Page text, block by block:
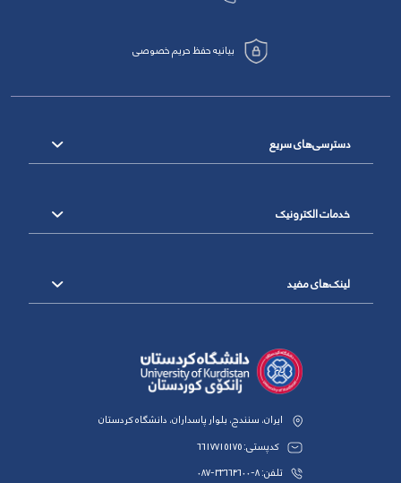
بیانیه حفظ حریم خصوصی
دسترسی‌های سریع
خدمات الکترونیک
لینک‌های مفید
ایران، سنندج، بلوار پاسداران، دانشگاه کردستان
کدپستی: 6617715175
تلفن: 8-33664600-087